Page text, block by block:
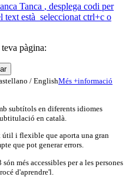
Tanca , desplega codi per
text està seleccionat ctrl+c o
pàgina:
/ EnglishMés +informació
subtítols en diferents idiomes
en català.
útil i flexible que aporta una gran
que pot generar errors.
més accessibles per a les persones
d'aprendre'l.